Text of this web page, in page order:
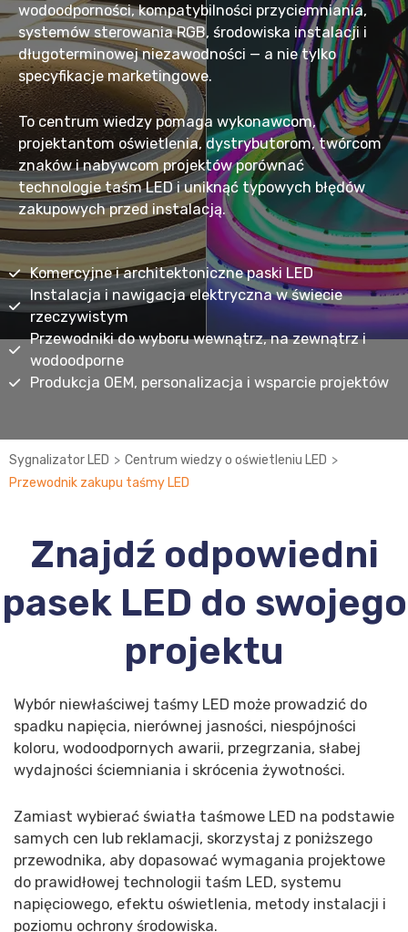
wodoodporności, kompatybilności przyciemniania,
systemów sterowania RGB, środowiska instalacji i
długoterminowej niezawodności — a nie tylko
specyfikacje marketingowe.
To centrum wiedzy pomaga wykonawcom,
projektantom oświetlenia, dystrybutorom, twórcom
znaków i nabywcom projektów porównać
technologie taśm LED i uniknąć typowych błędów
zakupowych przed instalacją.
Komercyjne i architektoniczne paski LED
Instalacja i nawigacja elektryczna w świecie
rzeczywistym
Przewodniki do wyboru wewnątrz, na zewnątrz i
wodoodporne
Produkcja OEM, personalizacja i wsparcie projektów
Sygnalizator LED > Centrum wiedzy o oświetleniu LED >
Przewodnik zakupu taśmy LED
Znajdź odpowiedni
pasek LED do swojego
projektu
Wybór niewłaściwej taśmy LED może prowadzić do
spadku napięcia, nierównej jasności, niespójności
koloru, wodoodpornych awarii, przegrzania, słabej
wydajności ściemniania i skrócenia żywotności.
Zamiast wybierać światła taśmowe LED na podstawie
samych cen lub reklamacji, skorzystaj z poniższego
przewodnika, aby dopasować wymagania projektowe
do prawidłowej technologii taśm LED, systemu
napięciowego, efektu oświetlenia, metody instalacji i
poziomu ochrony środowiska.